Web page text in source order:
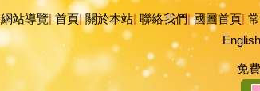
網站導覽|首頁|關於本站 聯絡我們|國圖首頁
English
免